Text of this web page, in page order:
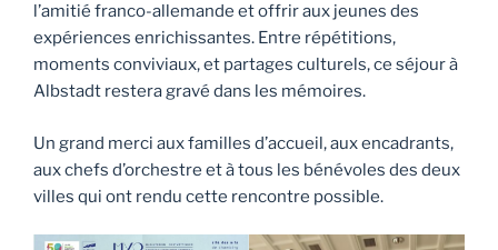
l’amitié franco-allemande et offrir aux jeunes des
expériences enrichissantes. Entre répétitions,
moments conviviaux, et partages culturels, ce séjour à
Albstadt restera gravé dans les mémoires.
Un grand merci aux familles d’accueil, aux encadrants,
aux chefs d’orchestre et à tous les bénévoles des deux
villes qui ont rendu cette rencontre possible.